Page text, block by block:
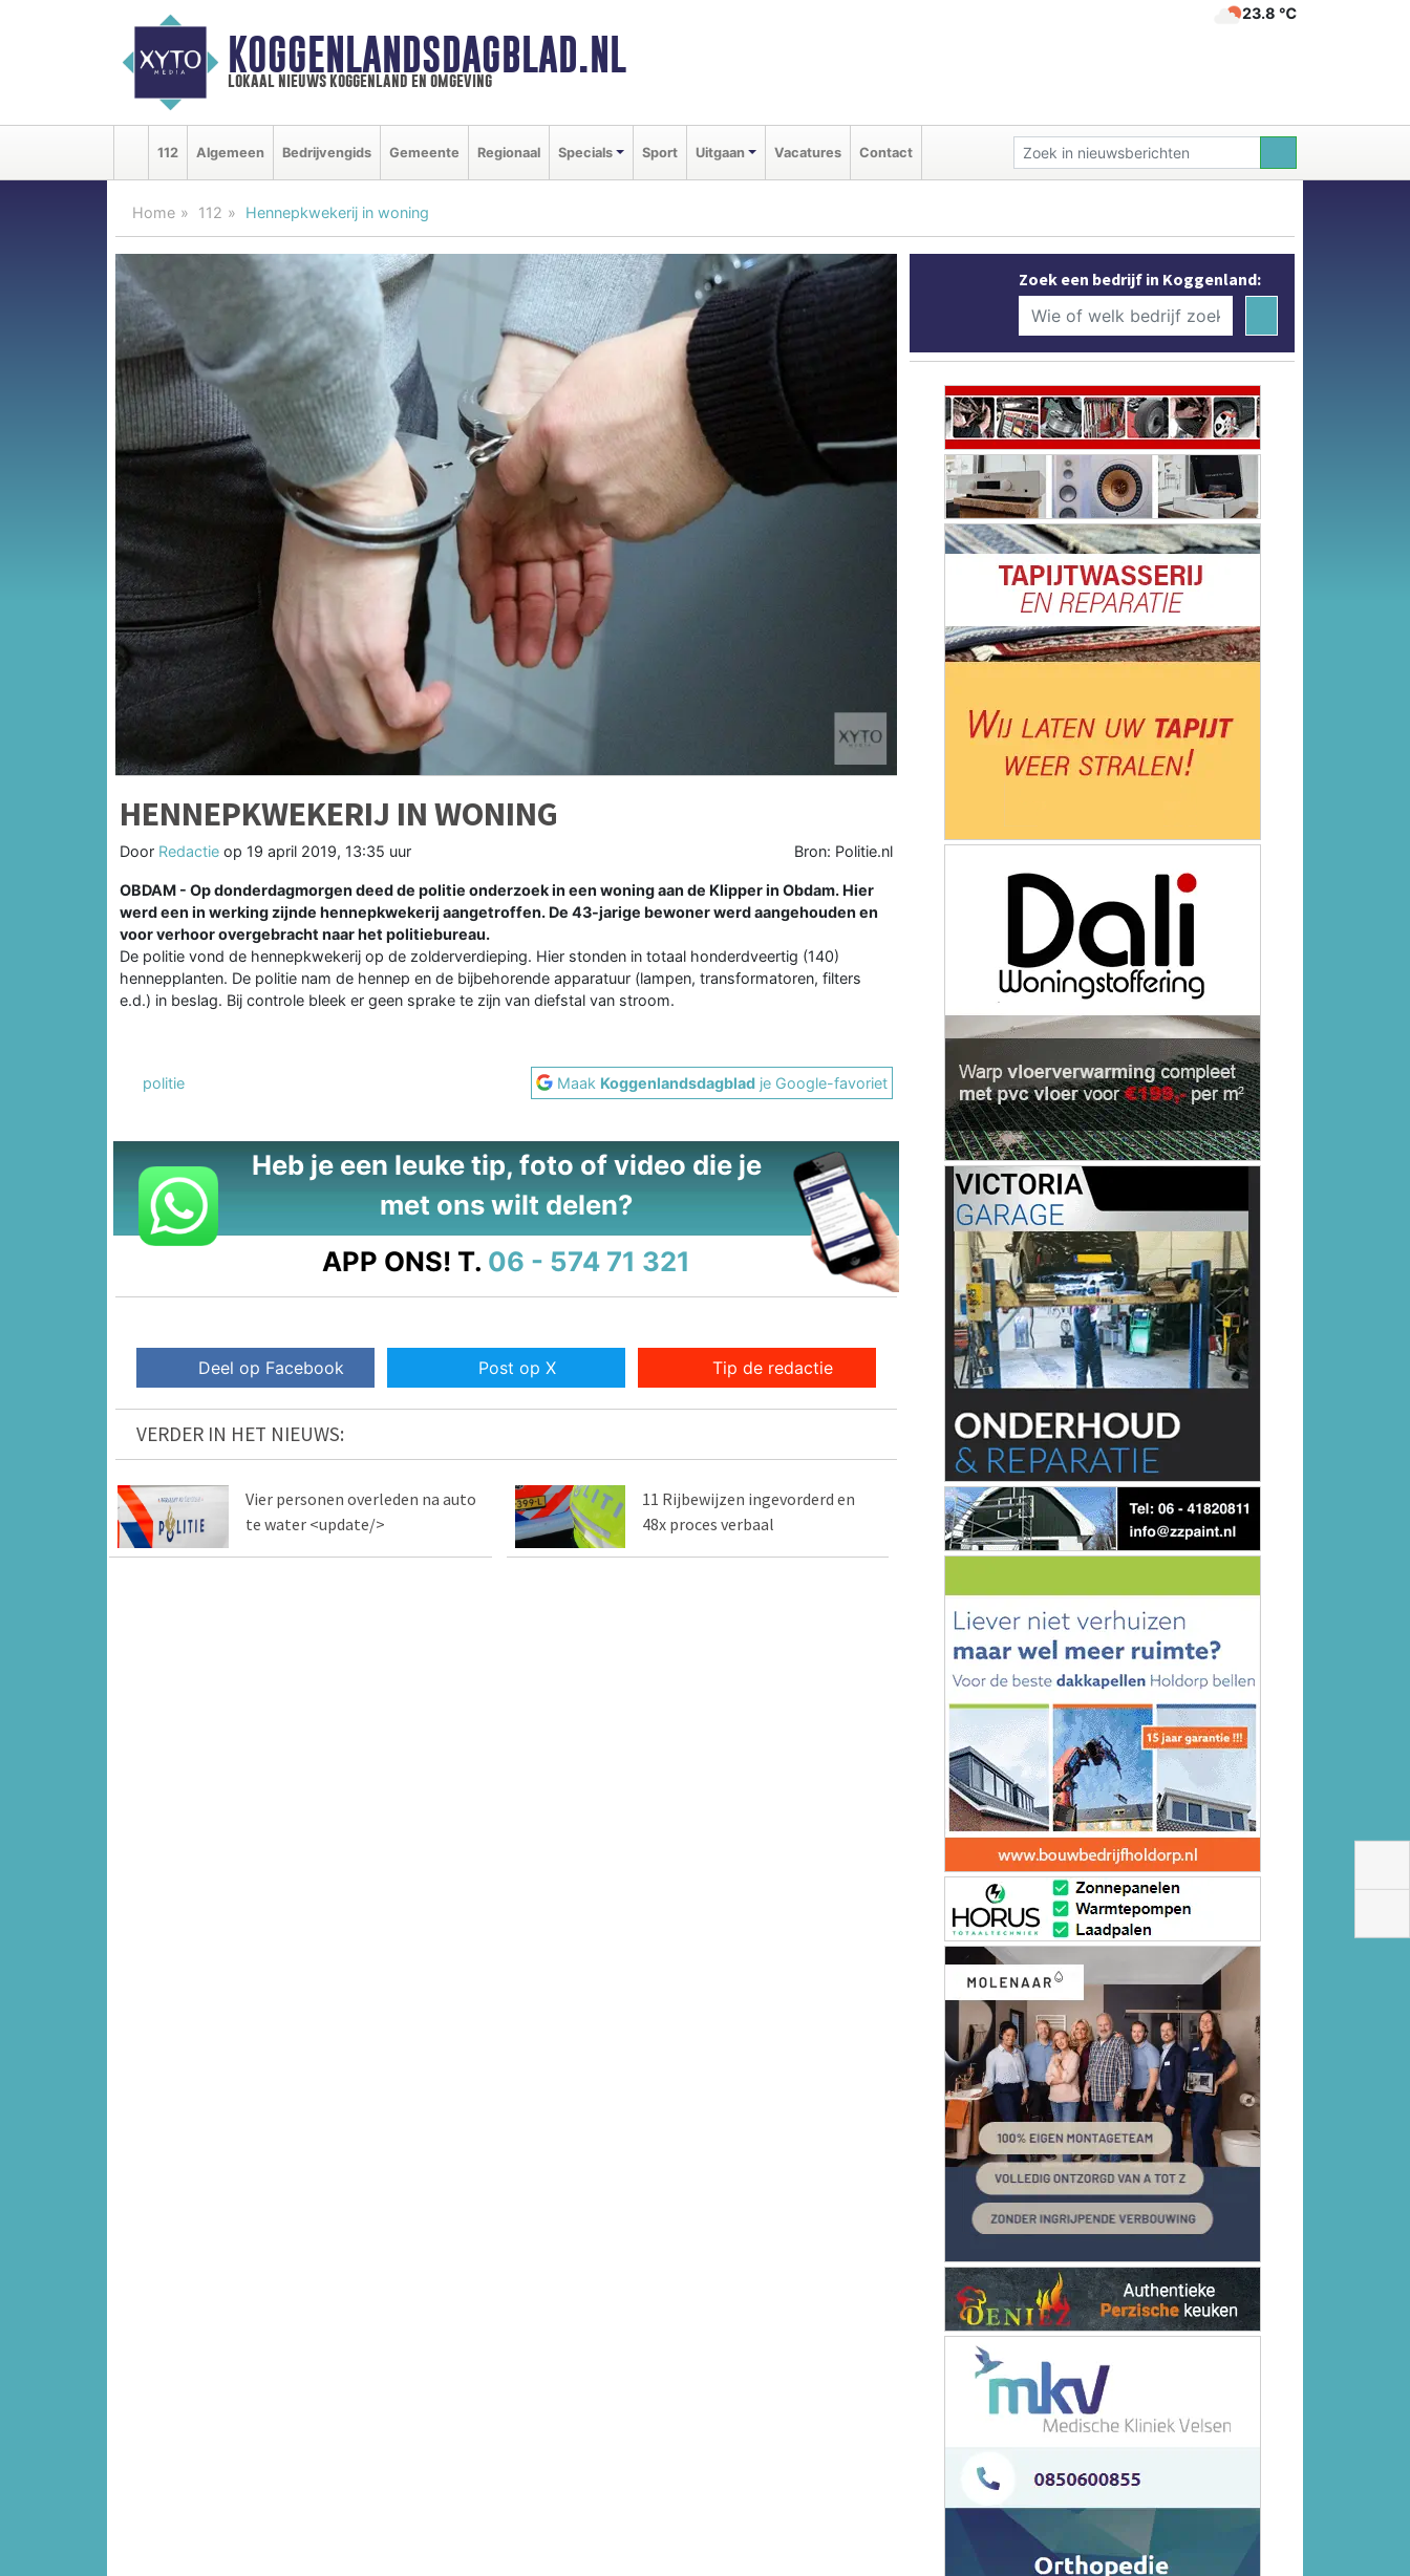
KOGGENLANDSDAGBLAD.NL
lokaal nieuws koggenland en omgeving
23.8 ℃
112 Algemeen Bedrijvengids Gemeente Regionaal Specials Sport Uitgaan Vacatures Contact
Home 112 Hennepkwekerij in woning
HENNEPKWEKERIJ IN WONING
Door Redactie op 19 april 2019, 13:35 uur Bron: Politie.nl
OBDAM - Op donderdagmorgen deed de politie onderzoek in een woning aan de Klipper in Obdam. Hier
werd een in werking zijnde hennepkwekerij aangetroffen. De 43-jarige bewoner werd aangehouden en
voor verhoor overgebracht naar het politiebureau.
De politie vond de hennepkwekerij op de zolderverdieping. Hier stonden in totaal honderdveertig (140)
hennepplanten. De politie nam de hennep en de bijbehorende apparatuur (lampen, transformatoren, filters
e.d.) in beslag. Bij controle bleek er geen sprake te zijn van diefstal van stroom.
politie Maak Koggenlandsdagblad je Google-favoriet
Heb je een leuke tip, foto of video die je
met ons wilt delen?
APP ONS! T. 06 - 574 71 321
Deel op Facebook Post op X Tip de redactie
VERDER IN HET NIEUWS:
Vier personen overleden na auto
te water <update/>
11 Rijbewijzen ingevorderd en
48x proces verbaal
Zoek een bedrijf in Koggenland: